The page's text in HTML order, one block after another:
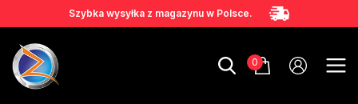
Szybka wysyłka z magazynu w Polsce.
0